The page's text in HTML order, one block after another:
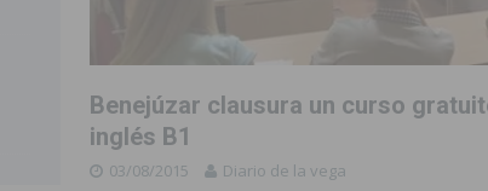
Benejúzar clausura un curso
inglés B1
03/08/2015 Diario de la vega